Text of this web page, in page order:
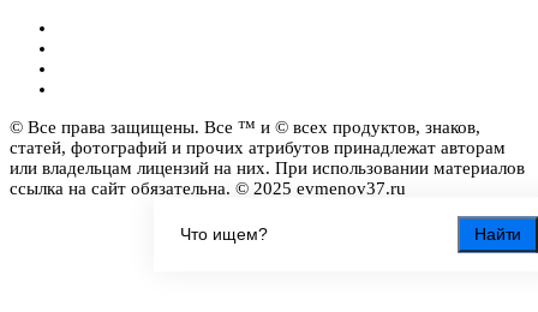
Найти
© Все права защищены. Все ™ и © всех продуктов, знаков,
статей, фотографий и прочих атрибутов принадлежат авторам
или владельцам лицензий на них. При использовании материалов
ссылка на сайт обязательна. © 2025 evmenov37.ru